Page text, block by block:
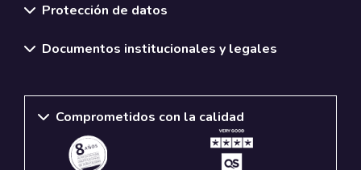
Protección de datos
Documentos institucionales y legales
Comprometidos con la calidad